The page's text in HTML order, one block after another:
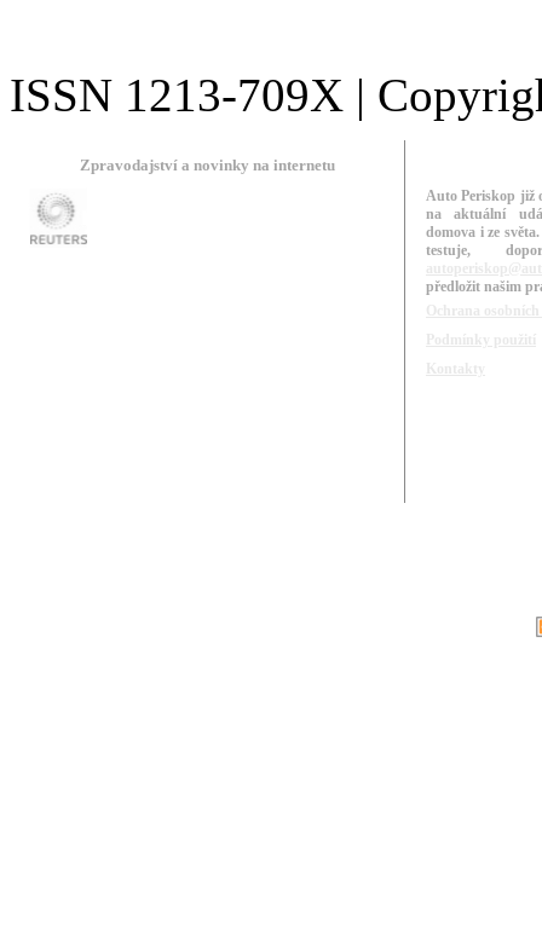
ISSN 1213-709X |
Zpravodajství a novinky na internetu
Auto Periskop již
na aktuální
domova i ze
testuje,
předložit našim